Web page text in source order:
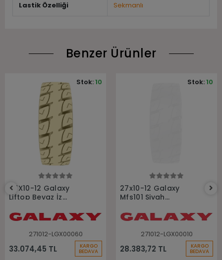
Lastik Özelliği Sekmanlı
Benzer Ürünler
27X10-12 Galaxy
Liftop Beyaz İz
Sekmanlı Forklift
Lastiği
271012-LGX00060
33.074,45 TL KARGO
BEDAVA
Stok:10
27x10-12 Galaxy
Mfs101 Siyah
Forklift Lastiği
271012-LGX00010
28.383,72 TL KARGO
BEDAVA
Stok:10